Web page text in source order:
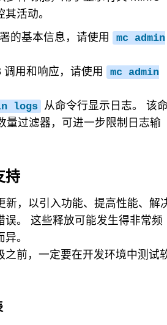
活动。
的基本信息，请使用
mc
admin
调用和响应，请使用
mc
admin
logs
从命令行显示日志。 该
量过滤器，可进一步限制日志输
持
新，以引入功能、提高性能、解
误。 这些释放可能发生得非常频
。
之前，一定要在开发环境中测试